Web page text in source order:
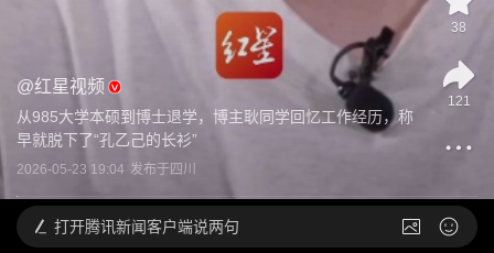
@红星视频
从985大学本硕到博士退学，博主耿同学回忆工作经历，称
早就脱下了“孔乙己的长衫”
2026-05-23 19:04 发布于 四川
38
121
打开腾讯新闻客户端说两句